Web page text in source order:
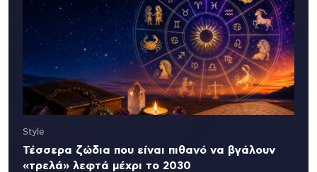
Style
Τέσσερα ζώδια που είναι πιθανό να βγάλουν
«τρελά» λεφτά μέχρι το 2030